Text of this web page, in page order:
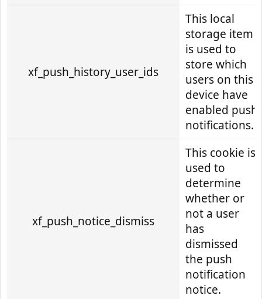
xf_push_history_user_ids
This local
storage item
is used to
store which
users on this
device have
enabled push
notifications.
xf_push_notice_dismiss
This cookie is
used to
determine
whether or
not a user
has
dismissed
the push
notification
notice.